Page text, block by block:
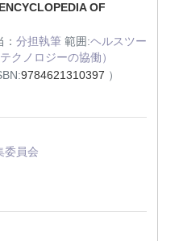
OF
分担執筆 範囲:ヘルスツー
クノロジーの協働）
9784621310397 ）
委員会